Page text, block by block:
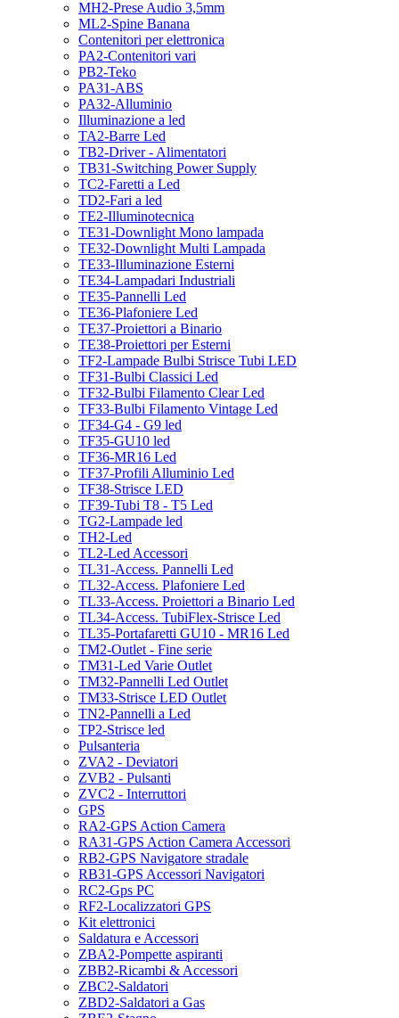
MH2-Prese Audio 3,5mm
ML2-Spine Banana
Contenitori per elettronica
PA2-Contenitori vari
PB2-Teko
PA31-ABS
PA32-Alluminio
Illuminazione a led
TA2-Barre Led
TB2-Driver - Alimentatori
TB31-Switching Power Supply
TC2-Faretti a Led
TD2-Fari a led
TE2-Illuminotecnica
TE31-Downlight Mono lampada
TE32-Downlight Multi Lampada
TE33-Illuminazione Esterni
TE34-Lampadari Industriali
TE35-Pannelli Led
TE36-Plafoniere Led
TE37-Proiettori a Binario
TE38-Proiettori per Esterni
TF2-Lampade Bulbi Strisce Tubi LED
TF31-Bulbi Classici Led
TF32-Bulbi Filamento Clear Led
TF33-Bulbi Filamento Vintage Led
TF34-G4 - G9 led
TF35-GU10 led
TF36-MR16 Led
TF37-Profili Alluminio Led
TF38-Strisce LED
TF39-Tubi T8 - T5 Led
TG2-Lampade led
TH2-Led
TL2-Led Accessori
TL31-Access. Pannelli Led
TL32-Access. Plafoniere Led
TL33-Access. Proiettori a Binario Led
TL34-Access. TubiFlex-Strisce Led
TL35-Portafaretti GU10 - MR16 Led
TM2-Outlet - Fine serie
TM31-Led Varie Outlet
TM32-Pannelli Led Outlet
TM33-Strisce LED Outlet
TN2-Pannelli a Led
TP2-Strisce led
Pulsanteria
ZVA2 - Deviatori
ZVB2 - Pulsanti
ZVC2 - Interruttori
GPS
RA2-GPS Action Camera
RA31-GPS Action Camera Accessori
RB2-GPS Navigatore stradale
RB31-GPS Accessori Navigatori
RC2-Gps PC
RF2-Localizzatori GPS
Kit elettronici
Saldatura e Accessori
ZBA2-Pompette aspiranti
ZBB2-Ricambi & Accessori
ZBC2-Saldatori
ZBD2-Saldatori a Gas